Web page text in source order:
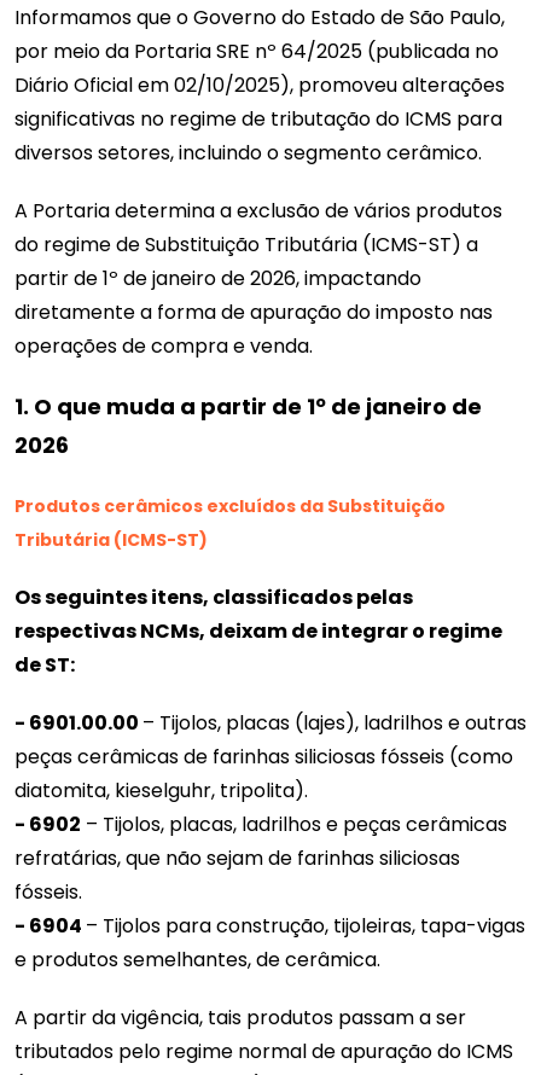
Informamos que o Governo do Estado de São Paulo,
por meio da Portaria SRE nº 64/2025 (publicada no
Diário Oficial em 02/10/2025), promoveu alterações
significativas no regime de tributação do ICMS para
diversos setores, incluindo o segmento cerâmico.
A Portaria determina a exclusão de vários produtos
do regime de Substituição Tributária (ICMS-ST) a
partir de 1º de janeiro de 2026, impactando
diretamente a forma de apuração do imposto nas
operações de compra e venda.
1. O que muda a partir de 1º de janeiro de
2026
Produtos cerâmicos excluídos da Substituição
Tributária (ICMS-ST)
Os seguintes itens, classificados pelas
respectivas NCMs, deixam de integrar o regime
de ST:
- 6901.00.00 – Tijolos, placas (lajes), ladrilhos e outras
peças cerâmicas de farinhas siliciosas fósseis (como
diatomita, kieselguhr, tripolita).
- 6902 – Tijolos, placas, ladrilhos e peças cerâmicas
refratárias, que não sejam de farinhas siliciosas
fósseis.
- 6904 – Tijolos para construção, tijoleiras, tapa-vigas
e produtos semelhantes, de cerâmica.
A partir da vigência, tais produtos passam a ser
tributados pelo regime normal de apuração do ICMS